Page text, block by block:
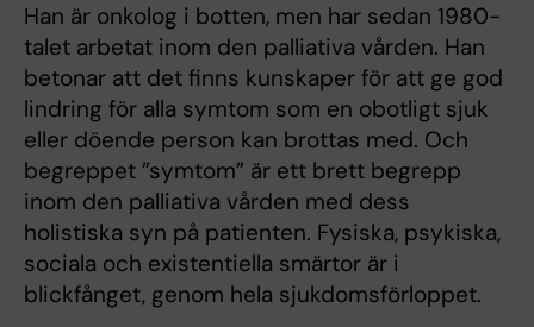
Han är onkolog i botten, men har sedan 1980-
talet arbetat inom den palliativa vården. Han
betonar att det finns kunskaper för att ge god
lindring för alla symtom som en obotligt sjuk
eller döende person kan brottas med. Och
begreppet ”symtom” är ett brett begrepp
inom den palliativa vården med dess
holistiska syn på patienten. Fysiska, psykiska,
sociala och existentiella smärtor är i
blickfånget, genom hela sjukdomsförloppet.